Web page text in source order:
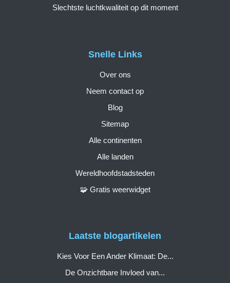
Snelle Links
Over ons
Neem contact op
Blog
Sitemap
Alle continenten
Alle landen
Wereldhoofdstadsteden
🧩 Gratis weerwidget
Slechtste luchtkwaliteit op dit moment
Laatste blogartikelen
Kies Voor Een Ander Klimaat: De...
De Onzichtbare Invloed van...